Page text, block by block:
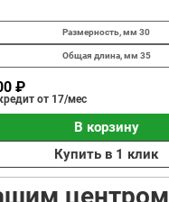
Размерность, мм 30
Общая длина, мм 35
₽
от 17/мес
В корзину
Купить в 1 клик